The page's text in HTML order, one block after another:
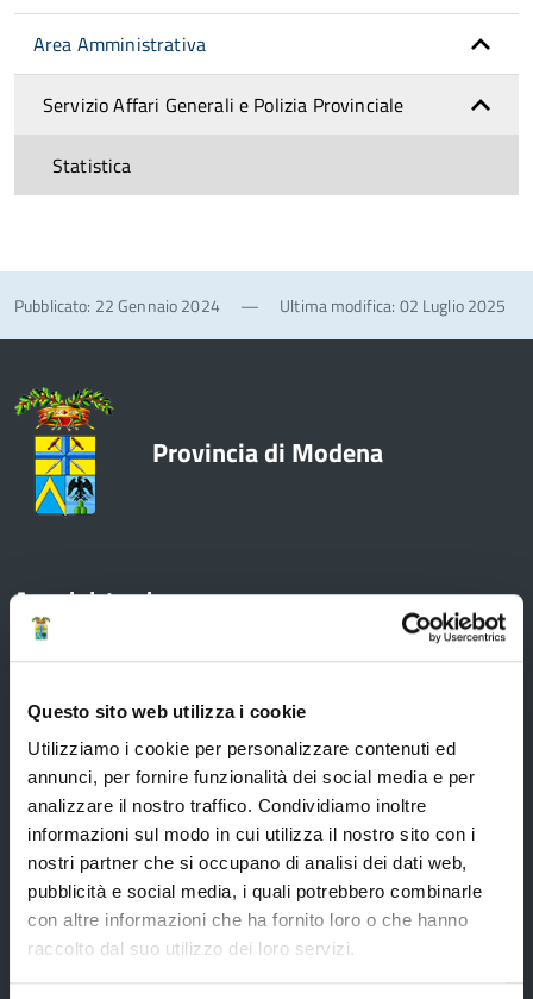
Questo sito web utilizza i cookie
Utilizziamo i cookie per personalizzare contenuti ed
annunci, per fornire funzionalità dei social media e per
analizzare il nostro traffico. Condividiamo inoltre
informazioni sul modo in cui utilizza il nostro sito con i
nostri partner che si occupano di analisi dei dati web,
pubblicità e social media, i quali potrebbero combinarle
con altre informazioni che ha fornito loro o che hanno
raccolto dal suo utilizzo dei loro servizi.
Area Amministrativa
Servizio Affari Generali e Polizia Provinciale
Statistica
Pubblicato: 22 Gennaio 2024 — Ultima modifica: 02 Luglio 2025
Provincia di Modena
Amministrazione
Elezioni Provinciali del 29/09/2024
Elezioni del Presidente della Provincia del 28/01/2023
Elezioni provinciali – Archivio
Atti generali
Uffici e orari
Trasparenza – anticorruzione